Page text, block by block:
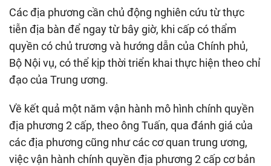
Các địa phương cần chủ động nghiên cứu từ thực
tiễn địa bàn để ngay từ bây giờ, khi cấp có thẩm
quyền có chủ trương và hướng dẫn của Chính phủ,
Bộ Nội vụ, có thể kịp thời triển khai thực hiện theo chỉ
đạo của Trung ương.
Về kết quả một năm vận hành mô hình chính quyền
địa phương 2 cấp, theo ông Tuấn, qua đánh giá của
các địa phương cũng như các cơ quan trung ương,
việc vận hành chính quyền địa phương 2 cấp cơ bản